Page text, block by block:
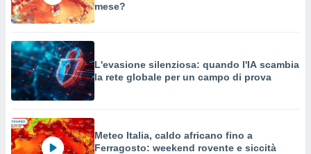
mese?
L'evasione silenziosa: quando l'IA scambia
la rete globale per un campo di prova
Meteo Italia, caldo africano fino a
Ferragosto: weekend rovente e siccità